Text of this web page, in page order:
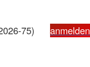
75)
anmelden